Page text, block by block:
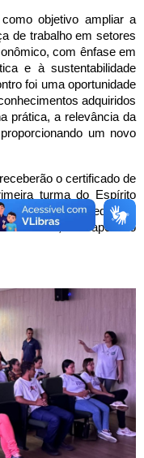
objetivo ampliar a
de trabalho em setores
com ênfase em
e à sustentabilidade
foi uma oportunidade
adquiridos
prática, a relevância da
um novo
o certificado de
turma do Espírito
Instalador Predial de
Serra –, com apoio do